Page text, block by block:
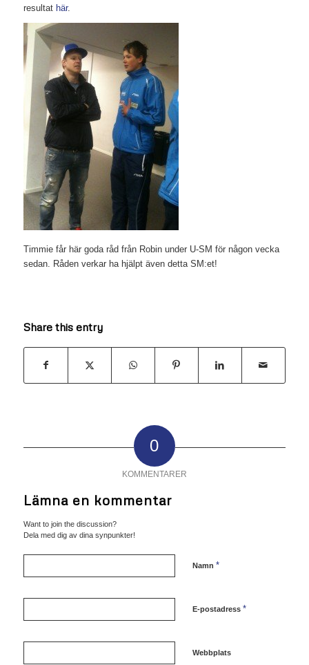
resultat här.
Timmie får här goda råd från Robin under U-SM för någon vecka
sedan. Råden verkar ha hjälpt även detta SM:et!
Share this entry
0
KOMMENTARER
Lämna en kommentar
Want to join the discussion?
Dela med dig av dina synpunkter!
Namn *
E-postadress *
Webbplats